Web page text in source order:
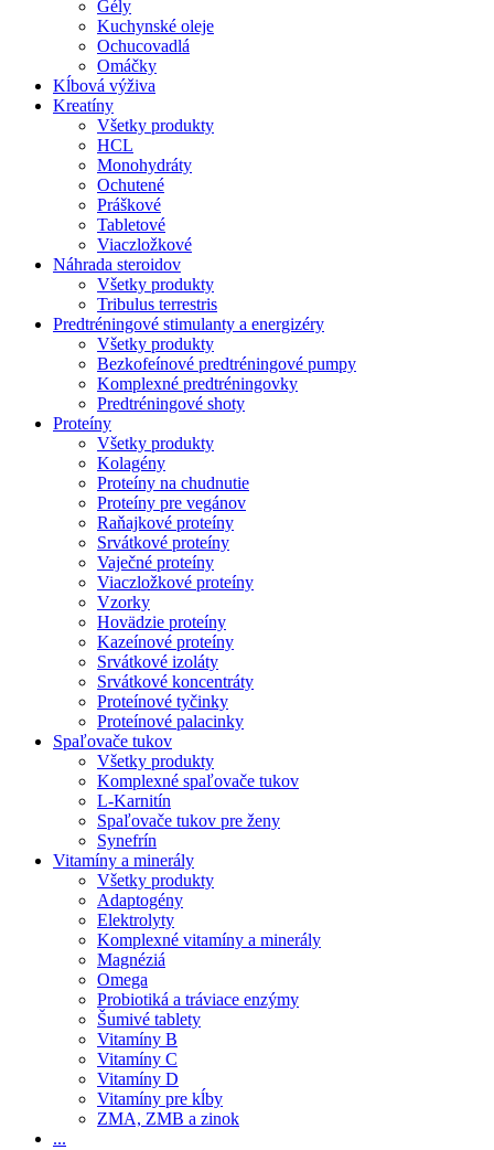
Gély
Kuchynské oleje
Ochucovadlá
Omáčky
Kĺbová výživa
Kreatíny
Všetky produkty
HCL
Monohydráty
Ochutené
Práškové
Tabletové
Viaczložkové
Náhrada steroidov
Všetky produkty
Tribulus terrestris
Predtréningové stimulanty a energizéry
Všetky produkty
Bezkofeínové predtréningové pumpy
Komplexné predtréningovky
Predtréningové shoty
Proteíny
Všetky produkty
Kolagény
Proteíny na chudnutie
Proteíny pre vegánov
Raňajkové proteíny
Srvátkové proteíny
Vaječné proteíny
Viaczložkové proteíny
Vzorky
Hovädzie proteíny
Kazeínové proteíny
Srvátkové izoláty
Srvátkové koncentráty
Proteínové tyčinky
Proteínové palacinky
Spaľovače tukov
Všetky produkty
Komplexné spaľovače tukov
L-Karnitín
Spaľovače tukov pre ženy
Synefrín
Vitamíny a minerály
Všetky produkty
Adaptogény
Elektrolyty
Komplexné vitamíny a minerály
Magnéziá
Omega
Probiotiká a tráviace enzýmy
Šumivé tablety
Vitamíny B
Vitamíny C
Vitamíny D
Vitamíny pre kĺby
ZMA, ZMB a zinok
...